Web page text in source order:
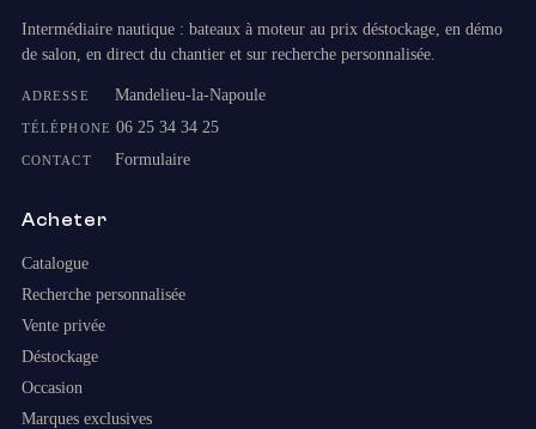
Intermédiaire nautique : bateaux à moteur au prix déstockage, en démo
de salon, en direct du chantier et sur recherche personnalisée.
ADRESSE Mandelieu-la-Napoule
TÉLÉPHONE 06 25 34 34 25
CONTACT Formulaire
Acheter
Catalogue
Recherche personnalisée
Vente privée
Déstockage
Occasion
Marques exclusives